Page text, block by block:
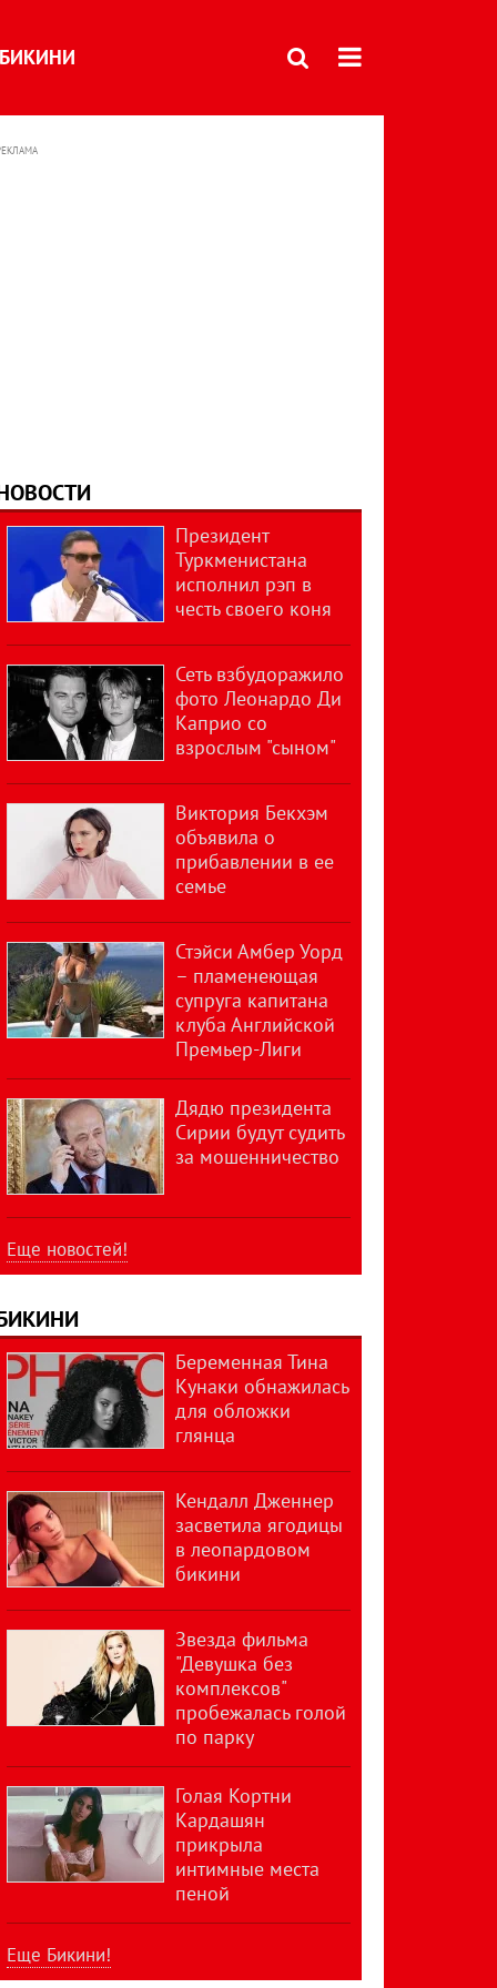
БИКИНИ
Президент
Туркменистана
исполнил рэп в
честь своего коня
Сеть взбудоражило
фото Леонардо Ди
Каприо со
взрослым "сыном"
Виктория Бекхэм
объявила о
прибавлении в ее
семье
Стэйси Амбер Уорд
– пламенеющая
супруга капитана
клуба Английской
Премьер-Лиги
Дядю президента
Сирии будут судить
за мошенничество
Еще новостей!
Беременная Тина
Кунаки обнажилась
для обложки
глянца
Кендалл Дженнер
засветила ягодицы
в леопардовом
бикини
Звезда фильма
"Девушка без
комплексов"
пробежалась голой
по парку
Голая Кортни
Кардашян
прикрыла
интимные места
пеной
Еще Бикини!